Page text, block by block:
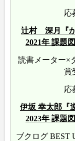
応
辻村 深月『
2021年 課題
読書メーター×
賞
応
伊坂 幸太郎『
2023年 課題
ブクログ BEST